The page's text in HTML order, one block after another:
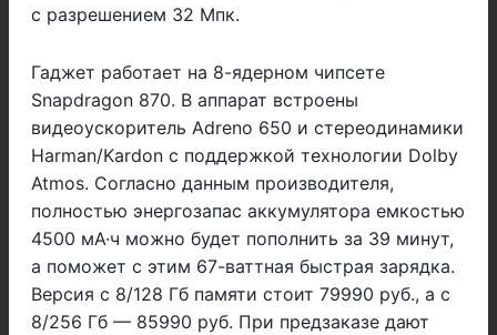
с разрешением 32 Мпк.
Гаджет работает на 8-ядерном чипсете
Snapdragon 870. В аппарат встроены
видеоускоритель Adreno 650 и стереодинамики
Harman/Kardon с поддержкой технологии Dolby
Atmos. Согласно данным производителя,
полностью энергозапас аккумулятора емкостью
4500 мА·ч можно будет пополнить за 39 минут,
а поможет с этим 67-ваттная быстрая зарядка.
Версия с 8/128 Гб памяти стоит 79990 руб., а с
8/256 Гб — 85990 руб. При предзаказе дают